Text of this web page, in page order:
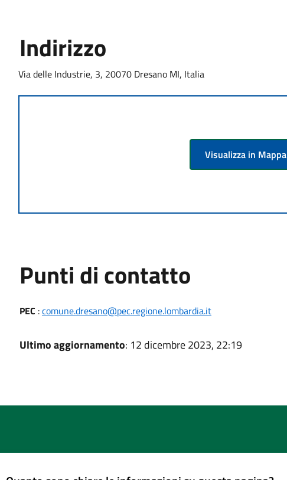
Indirizzo
Via delle Industrie, 3, 20070 Dresano MI, Italia
Visualizza in Mappa
Punti di contatto
PEC :comune.dresano@pec.regione.lombardia.it
Ultimo aggiornamento: 12 dicembre 2023, 22:19